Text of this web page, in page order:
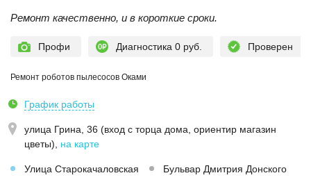
Ремонт качественно, и в короткие сроки.
Профи Диагностика 0 руб. Проверен
Ремонт роботов пылесосов Оками
График работы
улица Грина, 36 (вход с торца дома, ориентир магазин
цветы)
на карте
Улица Старокачаловская Бульвар Дмитрия Донского